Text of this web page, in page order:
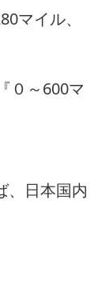
イル、
～600マ
、日本国内